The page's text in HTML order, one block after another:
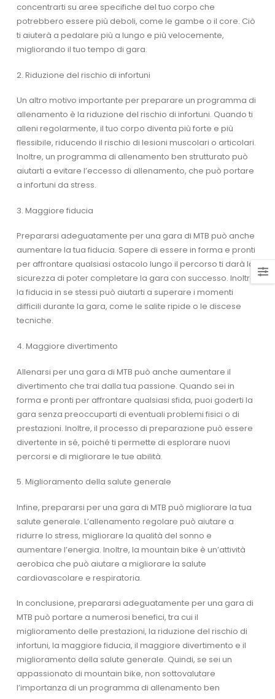
concentrarti su aree specifiche del tuo corpo che
potrebbero essere più deboli, come le gambe o il core. Ciò
ti aiuterà a pedalare più a lungo e più velocemente,
migliorando il tuo tempo di gara.
2. Riduzione del rischio di infortuni
Un altro motivo importante per preparare un programma di
allenamento è la riduzione del rischio di infortuni. Quando ti
alleni regolarmente, il tuo corpo diventa più forte e più
flessibile, riducendo il rischio di lesioni muscolari o articolari.
Inoltre, un programma di allenamento ben strutturato può
aiutarti a evitare l’eccesso di allenamento, che può portare
a infortuni da stress.
3. Maggiore fiducia
Prepararsi adeguatamente per una gara di MTB può anche
aumentare la tua fiducia. Sapere di essere in forma e pronti
per affrontare qualsiasi ostacolo lungo il percorso ti darà la
sicurezza di poter completare la gara con successo. Inoltre,
la fiducia in se stessi può aiutarti a superare i momenti
difficili durante la gara, come le salite ripide o le discese
tecniche.
4. Maggiore divertimento
Allenarsi per una gara di MTB può anche aumentare il
divertimento che trai dalla tua passione. Quando sei in
forma e pronti per affrontare qualsiasi sfida, puoi goderti la
gara senza preoccuparti di eventuali problemi fisici o di
prestazioni. Inoltre, il processo di preparazione può essere
divertente in sé, poiché ti permette di esplorare nuovi
percorsi e di migliorare le tue abilità.
5. Miglioramento della salute generale
Infine, prepararsi per una gara di MTB può migliorare la tua
salute generale. L’allenamento regolare può aiutare a
ridurre lo stress, migliorare la qualità del sonno e
aumentare l’energia. Inoltre, la mountain bike è un’attività
aerobica che può aiutare a migliorare la salute
cardiovascolare e respiratoria.
In conclusione, prepararsi adeguatamente per una gara di
MTB può portare a numerosi benefici, tra cui il
miglioramento delle prestazioni, la riduzione del rischio di
infortuni, la maggiore fiducia, il maggiore divertimento e il
miglioramento della salute generale. Quindi, se sei un
appassionato di mountain bike, non sottovalutare
l’importanza di un programma di allenamento ben